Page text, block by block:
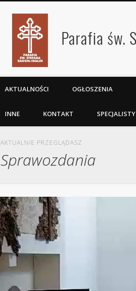
Parafia św.
AKTUALNOŚCI OGŁOSZENIA
INNE KONTAKT
AKTUALNIE PRZEGLĄDASZ
Sprawozdania